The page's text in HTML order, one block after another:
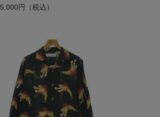
5,000円（税込）